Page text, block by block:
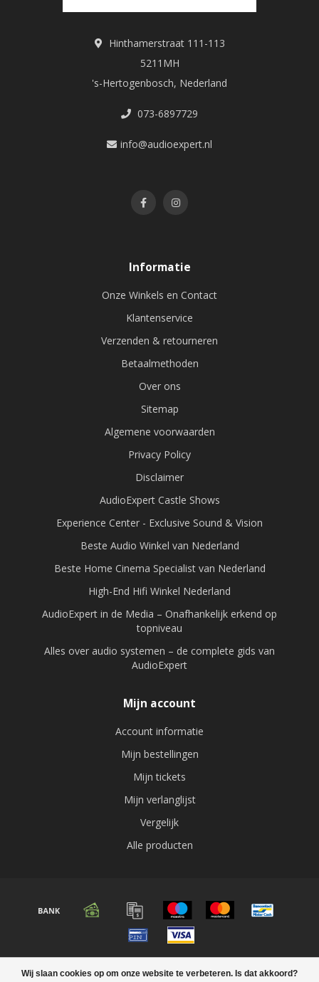
Wij slaan cookies op om onze website te verbeteren. Is dat akkoord?
Hinthamerstraat 111-113
5211MH
's-Hertogenbosch, Nederland
073-6897729
info@audioexpert.nl
Informatie
Onze Winkels en Contact
Klantenservice
Verzenden & retourneren
Betaalmethoden
Over ons
Sitemap
Algemene voorwaarden
Privacy Policy
Disclaimer
AudioExpert Castle Shows
Experience Center - Exclusive Sound & Vision
Beste Audio Winkel van Nederland
Beste Home Cinema Specialist van Nederland
High-End Hifi Winkel Nederland
AudioExpert in de Media – Onafhankelijk erkend op
topniveau
Alles over audio systemen – de complete gids van
AudioExpert
Mijn account
Account informatie
Mijn bestellingen
Mijn tickets
Mijn verlanglijst
Vergelijk
Alle producten
© Copyright 2026 Audio expert